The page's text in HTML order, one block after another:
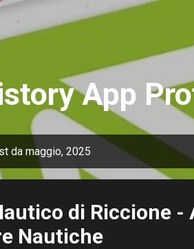
Passa ai
App
da maggio, 2025
di Riccione -
Nautiche